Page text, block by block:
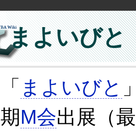
まよいびと
「 まよいびと
期M会出展（